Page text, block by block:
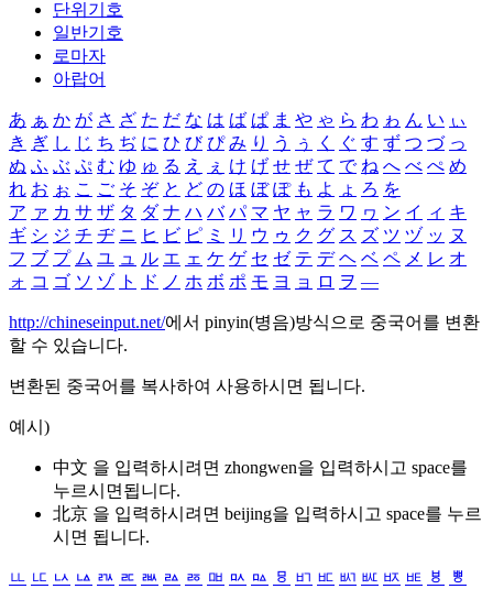
단위기호
일반기호
로마자
아랍어
あ ぁ か が さ ざ た だ な は ば ぱ ま や ゃ ら わ ゎ ん い ぃ
き ぎ し じ ち ぢ に ひ び ぴ み り う ぅ く ぐ す ず つ づ っ
ぬ ふ ぶ ぷ む ゆ ゅ る え ぇ け げ せ ぜ て で ね へ べ ぺ め
れ お ぉ こ ご そ ぞ と ど の ほ ぼ ぽ も よ ょ ろ を
ア ァ カ サ ザ タ ダ ナ ハ バ パ マ ヤ ャ ラ ワ ヮ ン イ ィ キ
ギ シ ジ チ ヂ ニ ヒ ビ ピ ミ リ ウ ゥ ク グ ス ズ ツ ヅ ッ ヌ
フ ブ プ ム ユ ュ ル エ ェ ケ ゲ セ ゼ テ デ ヘ ベ ペ メ レ オ
ォ コ ゴ ソ ゾ ト ド ノ ホ ボ ポ モ ヨ ョ ロ ヲ ―
http://chineseinput.net/에서 pinyin(병음)방식으로 중국어를 변환
할 수 있습니다.
변환된 중국어를 복사하여 사용하시면 됩니다.
예시)
中文 을 입력하시려면 zhongwen을 입력하시고 space를
누르시면됩니다.
北京 을 입력하시려면 beijing을 입력하시고 space를 누르
시면 됩니다.
ㅥ ㅦ ㅧ ㅨ ㅩ ㅪ ㅫ ㅬ ㅭ ㅮ ㅯ ㅰ ㅱ ㅲ ㅳ ㅴ ㅵ ㅶ ㅷ ㅸ
ㅹ